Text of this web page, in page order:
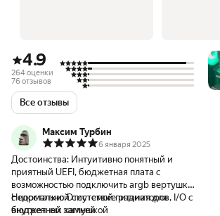
4.9
264 оценки
76 отзывов
Все отзывы
Максим Турбин
6 января 2025
Достоинства: Интуитивно понятный и
приятный UEFI, бюджетная плата с
возможностью подключить argb вертушки,
с нормальной системой питания для
бюджетных камней
Недостатки: Отсутствие радиаторов, I/O с
внутренней заглушкой